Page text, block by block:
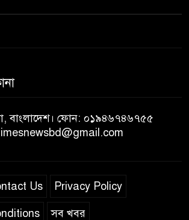
বাংলাদেশ। ফোন: ০১৯৪৬৭৪৬৭৫৫
Us Privacy Policy
সব খবর